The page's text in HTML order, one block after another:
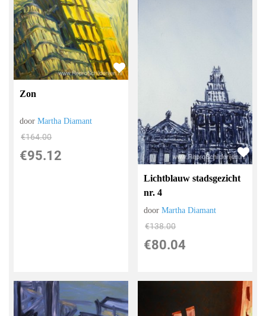
Zon
doorMartha Diamant
€164.00
€95.12
Lichtblauw stadsgezicht
nr. 4
doorMartha Diamant
€138.00
€80.04